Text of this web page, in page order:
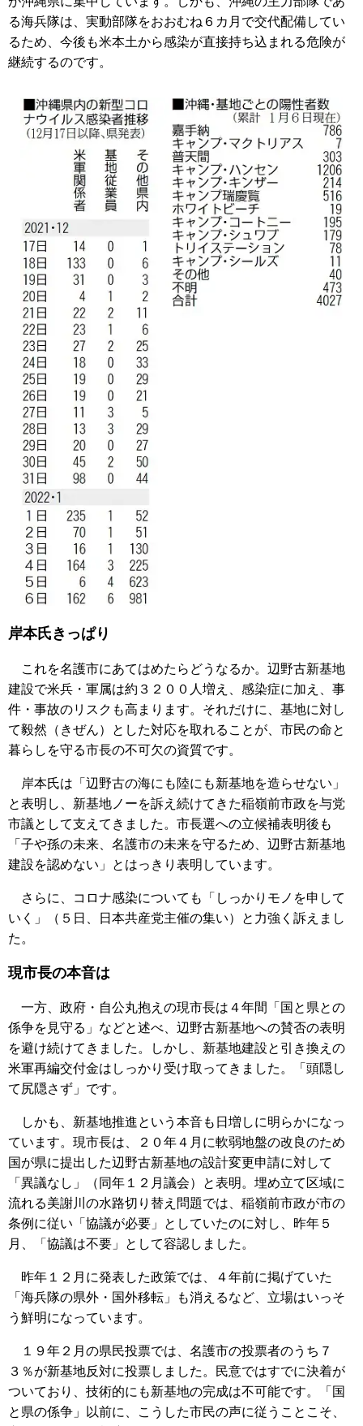
る海兵隊は、実動部隊をおおむね６カ月で交代配備してい
るため、今後も米本土から感染が直接持ち込まれる危険が
継続するのです。
岸本氏きっぱり
これを名護市にあてはめたらどうなるか。辺野古新基地
建設で米兵・軍属は約３２００人増え、感染症に加え、事
件・事故のリスクも高まります。それだけに、基地に対し
て毅然（きぜん）とした対応を取れることが、市民の命と
暮らしを守る市長の不可欠の資質です。
岸本氏は「辺野古の海にも陸にも新基地を造らせない」
と表明し、新基地ノーを訴え続けてきた稲嶺前市政を与党
市議として支えてきました。市長選への立候補表明後も
「子や孫の未来、名護市の未来を守るため、辺野古新基地
建設を認めない」とはっきり表明しています。
さらに、コロナ感染についても「しっかりモノを申して
いく」（５日、日本共産党主催の集い）と力強く訴えまし
た。
現市長の本音は
一方、政府・自公丸抱えの現市長は４年間「国と県との
係争を見守る」などと述べ、辺野古新基地への賛否の表明
を避け続けてきました。しかし、新基地建設と引き換えの
米軍再編交付金はしっかり受け取ってきました。「頭隠し
て尻隠さず」です。
しかも、新基地推進という本音も日増しに明らかになっ
ています。現市長は、２０年４月に軟弱地盤の改良のため
国が県に提出した辺野古新基地の設計変更申請に対して
「異議なし」（同年１２月議会）と表明。埋め立て区域に
流れる美謝川の水路切り替え問題では、稲嶺前市政が市の
条例に従い「協議が必要」としていたのに対し、昨年５
月、「協議は不要」として容認しました。
昨年１２月に発表した政策では、４年前に掲げていた
「海兵隊の県外・国外移転」も消えるなど、立場はいっそ
う鮮明になっています。
１９年２月の県民投票では、名護市の投票者のうち７
３％が新基地反対に投票しました。民意ではすでに決着が
ついており、技術的にも新基地の完成は不可能です。「国
と県の係争」以前に、こうした市民の声に従うことこそ、